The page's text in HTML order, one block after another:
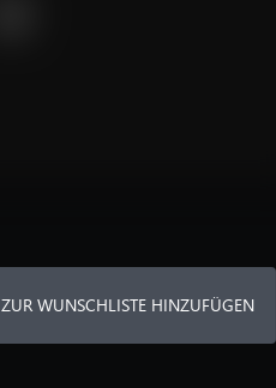
ZUR WUNSCHLISTE HINZUFÜGEN